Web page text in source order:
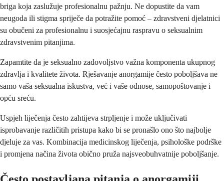
briga koja zaslužuje profesionalnu pažnju. Ne dopustite da vam
neugoda ili stigma spriječe da potražite pomoć – zdravstveni djelatnici
su obučeni za profesionalnu i suosjećajnu raspravu o seksualnim
zdravstvenim pitanjima.
Zapamtite da je seksualno zadovoljstvo važna komponenta ukupnog
zdravlja i kvalitete života. Rješavanje anorgamije često poboljšava ne
samo vaša seksualna iskustva, već i vaše odnose, samopoštovanje i
opću sreću.
Uspjeh liječenja često zahtijeva strpljenje i može uključivati
isprobavanje različitih pristupa kako bi se pronašlo ono što najbolje
djeluje za vas. Kombinacija medicinskog liječenja, psihološke podrške
i promjena načina života obično pruža najsveobuhvatnije poboljšanje.